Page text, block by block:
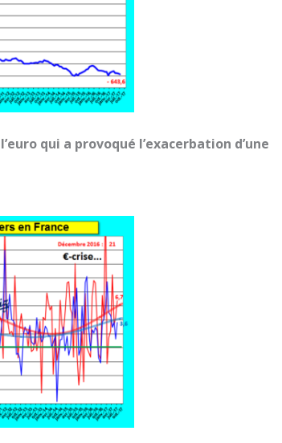
qui a provoqué l’exacerbation d’une